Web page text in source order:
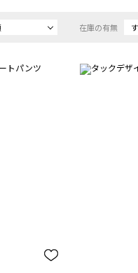
在庫の有無